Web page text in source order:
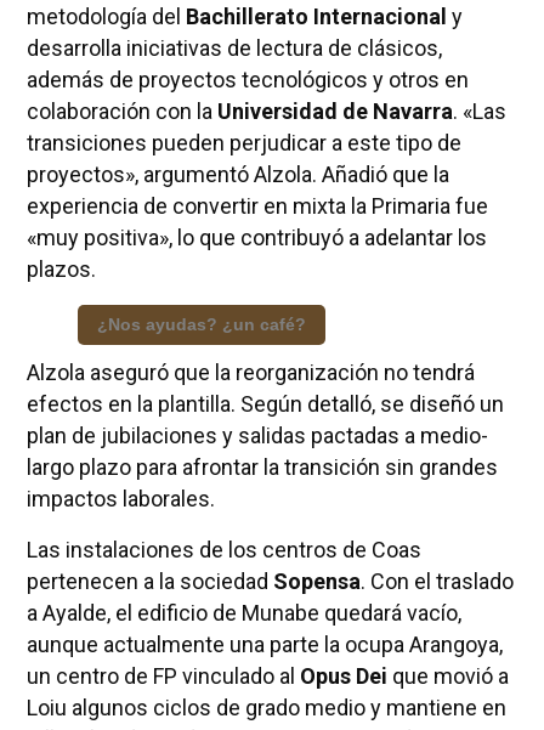
metodología del Bachillerato Internacional y
desarrolla iniciativas de lectura de clásicos,
además de proyectos tecnológicos y otros en
colaboración con la Universidad de Navarra. «Las
transiciones pueden perjudicar a este tipo de
proyectos», argumentó Alzola. Añadió que la
experiencia de convertir en mixta la Primaria fue
«muy positiva», lo que contribuyó a adelantar los
plazos.
¿Nos ayudas? ¿un café?
Alzola aseguró que la reorganización no tendrá
efectos en la plantilla. Según detalló, se diseñó un
plan de jubilaciones y salidas pactadas a medio-
largo plazo para afrontar la transición sin grandes
impactos laborales.
Las instalaciones de los centros de Coas
pertenecen a la sociedad Sopensa. Con el traslado
a Ayalde, el edificio de Munabe quedará vacío,
aunque actualmente una parte la ocupa Arangoya,
un centro de FP vinculado al Opus Dei que movió a
Loiu algunos ciclos de grado medio y mantiene en